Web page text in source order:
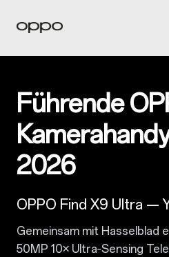
Führende
2026
OPPO Find X9 Ultra —
Gemeinsam mit Hasselblad
50MP 10× Ultra‑Sensing